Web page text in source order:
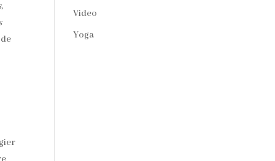
Video
Yoga